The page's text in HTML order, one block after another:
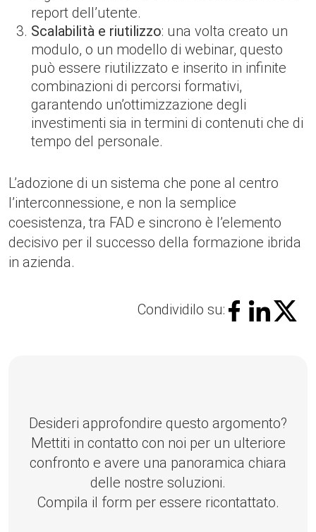
report dell’utente.
Scalabilità e riutilizzo: una volta creato un
modulo, o un modello di webinar, questo
può essere riutilizzato e inserito in infinite
combinazioni di percorsi formativi,
garantendo un’ottimizzazione degli
investimenti sia in termini di contenuti che di
tempo del personale.
L’adozione di un sistema che pone al centro
l’interconnessione, e non la semplice
coesistenza, tra FAD e sincrono è l’elemento
decisivo per il successo della formazione ibrida
in azienda.
Condividilo su:
Desideri approfondire questo argomento?
Mettiti in contatto con noi per un ulteriore
confronto e avere una panoramica chiara
delle nostre soluzioni.
Compila il form per essere ricontattato.